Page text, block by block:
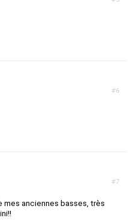
#6
#7
anciennes basses, très